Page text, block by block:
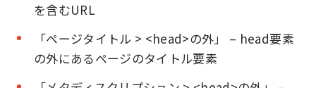
を含むURL
「ページタイトル > <head>の外」 – head要素
の外にあるページのタイトル要素